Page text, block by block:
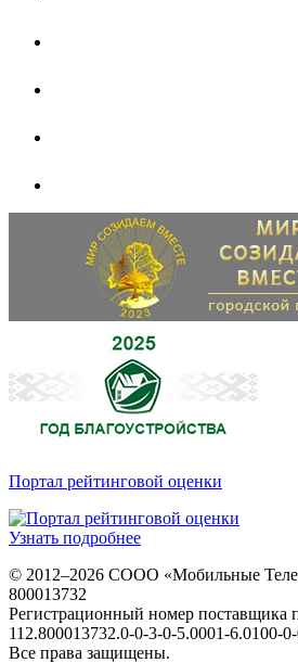
Портал рейтинговой оценки
Узнать подробнее
© 2012–2026 СООО «Мобильные
800013732
Регистрационный номер поставщика
112.800013732.0-0-3-0-5.0001-6.0100-
Все права защищены.